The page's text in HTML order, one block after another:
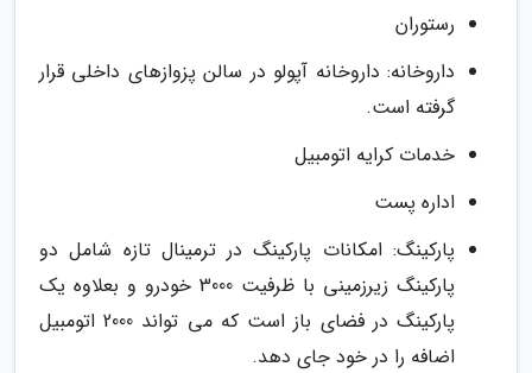
رستوران
داروخانه: داروخانه آپولو در سالن پزوازهای داخلی قرار
گرفته است.
خدمات کرایه اتومبیل
اداره پست
پارکینگ: امکانات پارکینگ در ترمینال تازه شامل دو
پارکینگ زیرزمینی با ظرفیت 3000 خودرو و بعلاوه یک
پارکینگ در فضای باز است که می تواند 2000 اتومبیل
اضافه را در خود جای دهد.